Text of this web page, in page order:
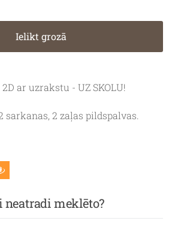
meklēto?
Ielikt grozā
ar uzrakstu - UZ SKOLU!
sarkanas, 2 zaļas pildspalvas.